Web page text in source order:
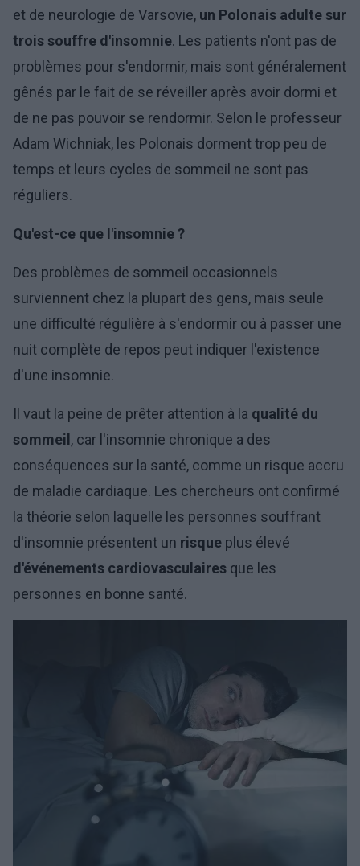
et de neurologie de Varsovie, un Polonais adulte sur
trois souffre d'insomnie. Les patients n'ont pas de
problèmes pour s'endormir, mais sont généralement
gênés par le fait de se réveiller après avoir dormi et
de ne pas pouvoir se rendormir. Selon le professeur
Adam Wichniak, les Polonais dorment trop peu de
temps et leurs cycles de sommeil ne sont pas
réguliers.
Qu'est-ce que l'insomnie ?
Des problèmes de sommeil occasionnels
surviennent chez la plupart des gens, mais seule
une difficulté régulière à s'endormir ou à passer une
nuit complète de repos peut indiquer l'existence
d'une insomnie.
Il vaut la peine de prêter attention à la qualité du
sommeil , car l'insomnie chronique a des
conséquences sur la santé, comme un risque accru
de maladie cardiaque. Les chercheurs ont confirmé
la théorie selon laquelle les personnes souffrant
d'insomnie présentent un risque plus élevé
d'événements cardiovasculaires que les
personnes en bonne santé.